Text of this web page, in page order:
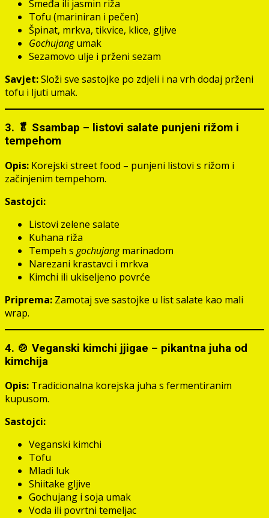
Smeđa ili jasmin riža
Tofu (mariniran i pečen)
Špinat, mrkva, tikvice, klice, gljive
Gochujangumak
Sezamovo ulje i prženi sezam
Savjet:Složi sve sastojke po zdjeli i na vrh dodaj prženi
tofu i ljuti umak.
3. 🥬 Ssambap – listovi salate punjeni rižom i
tempehom
Opis: Korejski street food – punjeni listovi s rižom i
začinjenim tempehom.
Sastojci:
Listovi zelene salate
Kuhana riža
Tempeh s gochujangmarinadom
Narezani krastavci i mrkva
Kimchi ili ukiseljeno povrće
Priprema: Zamotaj sve sastojke u list salate kao mali
wrap.
4. 🍲 Veganski kimchi jjigae – pikantna juha od
kimchija
Opis: Tradicionalna korejska juha s fermentiranim
kupusom.
Sastojci:
Veganski kimchi
Tofu
Mladi luk
Shiitake gljive
Gochujang i soja umak
Voda ili povrtni temeljac